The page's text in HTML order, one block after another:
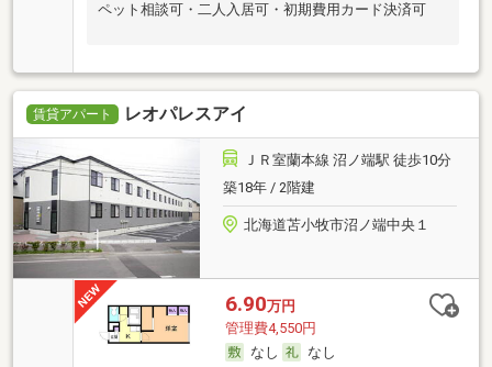
ペット相談可・二人入居可・初期費用カード決済可
賃貸アパート レオパレスアイ
ＪＲ室蘭本線 沼ノ端駅 徒歩10分
築18年 / 2階建
北海道苫小牧市沼ノ端中央１
6.90万円
管理費4,550円
なし
なし